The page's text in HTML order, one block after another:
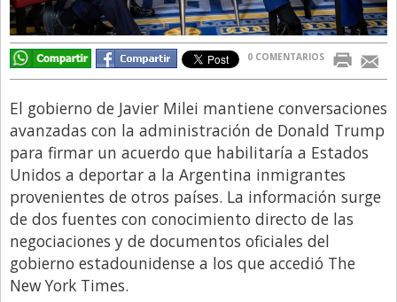
El Innovador
El Precio Que Yo Ví
Entrevista
Entrevista Exclusiva
Finanzas
Gastronomia
Internacionales
La Opinión del Director
Legales
Libro de Quejas
0 COMENTARIOS
El gobierno de Javier Milei mantiene conversaciones
avanzadas con la administración de Donald Trump
para firmar un acuerdo que habilitaría a Estados
Unidos a deportar a la Argentina inmigrantes
provenientes de otros países. La información surge
de dos fuentes con conocimiento directo de las
negociaciones y de documentos oficiales del
gobierno estadounidense a los que accedió The
New York Times.